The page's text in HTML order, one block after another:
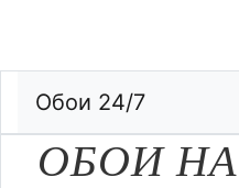
Обои 24/7
ОБОИ